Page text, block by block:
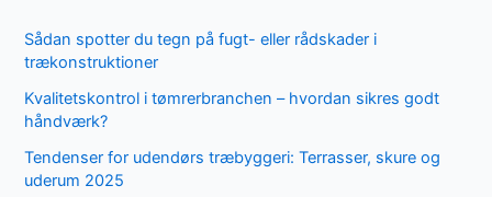
Sådan spotter du tegn på fugt- eller rådskader i
trækonstruktioner
Kvalitetskontrol i tømrerbranchen – hvordan sikres godt
håndværk?
Tendenser for udendørs træbyggeri: Terrasser, skure og
uderum 2025